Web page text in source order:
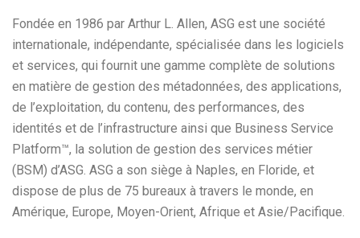
Fondée en 1986 par Arthur L. Allen, ASG est une société
internationale, indépendante, spécialisée dans les logiciels
et services, qui fournit une gamme complète de solutions
en matière de gestion des métadonnées, des applications,
de l’exploitation, du contenu, des performances, des
identités et de l’infrastructure ainsi que Business Service
Platform™, la solution de gestion des services métier
(BSM) d’ASG. ASG a son siège à Naples, en Floride, et
dispose de plus de 75 bureaux à travers le monde, en
Amérique, Europe, Moyen-Orient, Afrique et Asie/Pacifique.